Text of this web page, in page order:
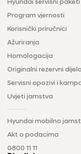
Hyundai servisni
Program vjernosti
Korisnički priručnici
Ažuriranja
Homologacija
Originalni rezervni
Servisni opozivi i
Uvjeti jamstva
Hyundai mobilno
Akt o podacima
0800 11 11